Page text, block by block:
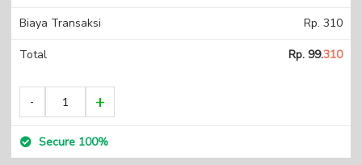
Biaya Transaksi Rp. 310
Total Rp. 99.310
Secure 100%